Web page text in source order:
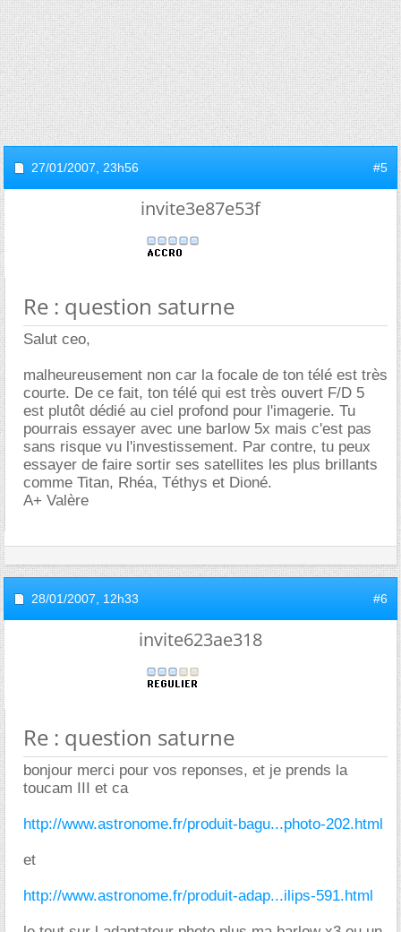
27/01/2007, 23h56 #5
invite3e87e53f
Re : question saturne
Salut ceo,
malheureusement non car la focale de ton télé est très
courte. De ce fait, ton télé qui est très ouvert F/D 5
est plutôt dédié au ciel profond pour l'imagerie. Tu
pourrais essayer avec une barlow 5x mais c'est pas
sans risque vu l'investissement. Par contre, tu peux
essayer de faire sortir ses satellites les plus brillants
comme Titan, Rhéa, Téthys et Dioné.
A+ Valère
28/01/2007, 12h33 #6
invite623ae318
Re : question saturne
bonjour merci pour vos reponses, et je prends la
toucam III et ca
http://www.astronome.fr/produit-bagu...photo-202.html
et
http://www.astronome.fr/produit-adap...ilips-591.html